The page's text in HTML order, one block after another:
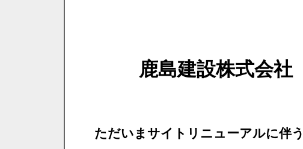
鹿島建設株式会
ただいまサイトリニューアルに伴